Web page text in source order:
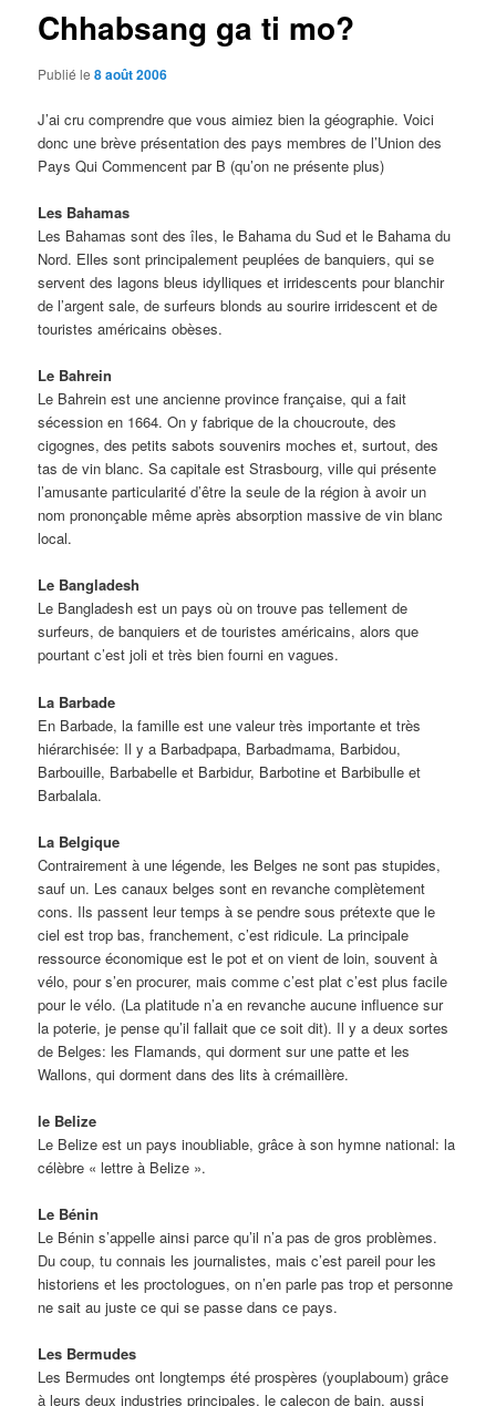
Chhabsang ga ti mo?
Publié le8 août 2006
J’ai cru comprendre que vous aimiez bien la géographie. Voici
donc une brève présentation des pays membres de l’Union des
Pays Qui Commencent par B (qu’on ne présente plus)
Les Bahamas
Les Bahamas sont des îles, le Bahama du Sud et le Bahama du
Nord. Elles sont principalement peuplées de banquiers, qui se
servent des lagons bleus idylliques et irridescents pour blanchir
de l’argent sale, de surfeurs blonds au sourire irridescent et de
touristes américains obèses.
Le Bahrein
Le Bahrein est une ancienne province française, qui a fait
sécession en 1664. On y fabrique de la choucroute, des
cigognes, des petits sabots souvenirs moches et, surtout, des
tas de vin blanc. Sa capitale est Strasbourg, ville qui présente
l’amusante particularité d’être la seule de la région à avoir un
nom prononçable même après absorption massive de vin blanc
local.
Le Bangladesh
Le Bangladesh est un pays où on trouve pas tellement de
surfeurs, de banquiers et de touristes américains, alors que
pourtant c’est joli et très bien fourni en vagues.
La Barbade
En Barbade, la famille est une valeur très importante et très
hiérarchisée: Il y a Barbadpapa, Barbadmama, Barbidou,
Barbouille, Barbabelle et Barbidur, Barbotine et Barbibulle et
Barbalala.
La Belgique
Contrairement à une légende, les Belges ne sont pas stupides,
sauf un. Les canaux belges sont en revanche complètement
cons. Ils passent leur temps à se pendre sous prétexte que le
ciel est trop bas, franchement, c’est ridicule. La principale
ressource économique est le pot et on vient de loin, souvent à
vélo, pour s’en procurer, mais comme c’est plat c’est plus facile
pour le vélo. (La platitude n’a en revanche aucune influence sur
la poterie, je pense qu’il fallait que ce soit dit). Il y a deux sortes
de Belges: les Flamands, qui dorment sur une patte et les
Wallons, qui dorment dans des lits à crémaillère.
le Belize
Le Belize est un pays inoubliable, grâce à son hymne national: la
célèbre « lettre à Belize ».
Le Bénin
Le Bénin s’appelle ainsi parce qu’il n’a pas de gros problèmes.
Du coup, tu connais les journalistes, mais c’est pareil pour les
historiens et les proctologues, on n’en parle pas trop et personne
ne sait au juste ce qui se passe dans ce pays.
Les Bermudes
Les Bermudes ont longtemps été prospères (youplaboum) grâce
à leurs deux industries principales, le caleçon de bain, aussi